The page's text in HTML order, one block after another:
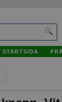
STARTSIDA